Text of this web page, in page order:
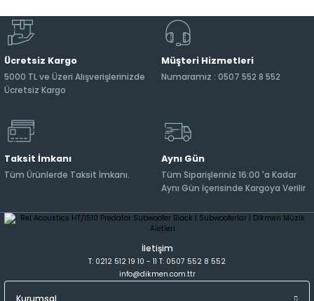
Ücretsiz Kargo
5000 TL ve Üzeri Alışverişlerinizde
Ücretsiz Kargo
Müşteri Hizmetleri
Numaramız : 0507 552 8 552
Taksit İmkanı
Tüm Ürünlerde Taksit İmkanı.
Aynı Gün
Tüm Siparişleriniz 16:00 'a Kadar
Aynı Gün İçerisinde Kargoya Verilir
İletişim
T: 0212 512 19 10 - 11 T: 0507 552 8 552
info@dikmen.com.ttr